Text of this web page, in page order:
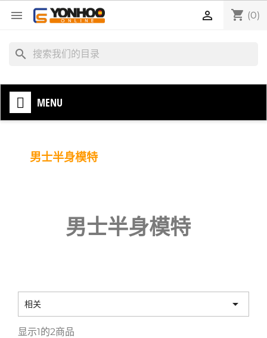
 shopping_cart (0)

search
MENU
男士半身模特
男士半身模特
相关 
显示1的2商品